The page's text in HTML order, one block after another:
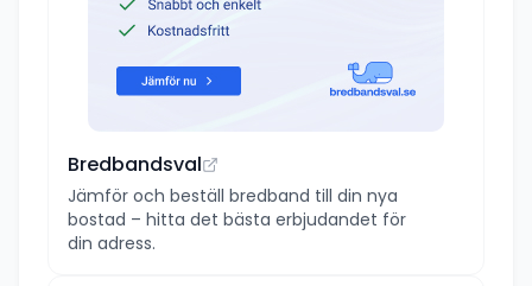
Bredbandsval
Jämför och beställ bredband till din nya
bostad – hitta det bästa erbjudandet för
din adress.